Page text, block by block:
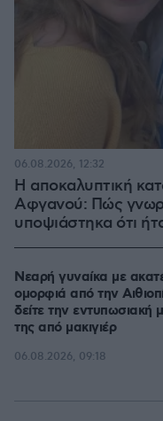
Η αποκαλυπτική
Αφγανού: Πώς
υποψιάστηκα ότι
06.08.2026, 12:32
Νεαρή γυναίκα με
ομορφιά από την
δείτε την
της από μακιγιέρ
06.08.2026, 09:18